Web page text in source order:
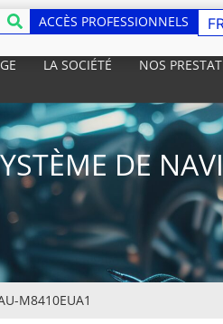
ACCÈS PROFESSIONNELS
LA SOCIÉTÉ NOS
DE
M8410EUA1